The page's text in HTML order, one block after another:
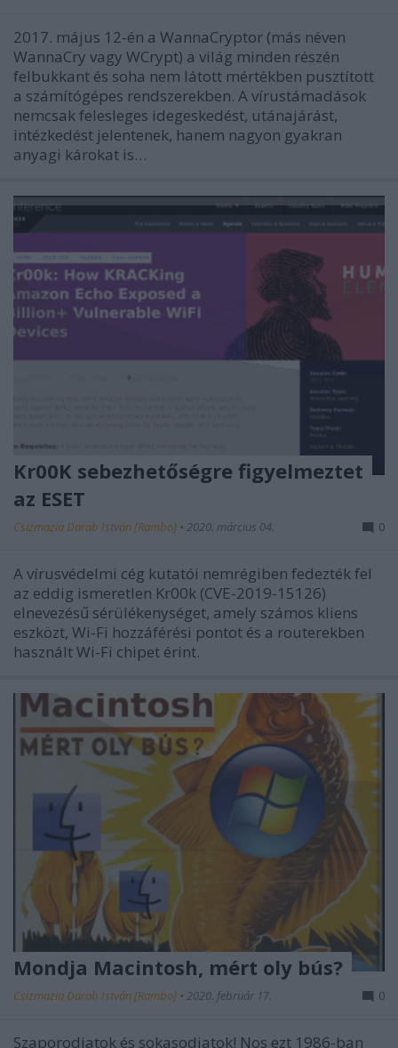
2017. május 12-én a WannaCryptor (más néven
WannaCry vagy WCrypt) a világ minden részén
felbukkant és soha nem látott mértékben pusztított
a számítógépes rendszerekben. A vírustámadások
nemcsak felesleges idegeskedést, utánajárást,
intézkedést jelentenek, hanem nagyon gyakran
anyagi károkat is…
Kr00K sebezhetőségre figyelmeztet
az ESET
Csizmazia Darab István [Rambo] • 2020. március 04. 0
A vírusvédelmi cég kutatói nemrégiben fedezték fel
az eddig ismeretlen Kr00k (CVE-2019-15126)
elnevezésű sérülékenységet, amely számos kliens
eszközt, Wi-Fi hozzáférési pontot és a routerekben
használt Wi-Fi chipet érint.
Mondja Macintosh, mért oly bús?
Csizmazia Darab István [Rambo] • 2020. február 17. 0
Szaporodjatok és sokasodjatok! Nos ezt 1986-ban